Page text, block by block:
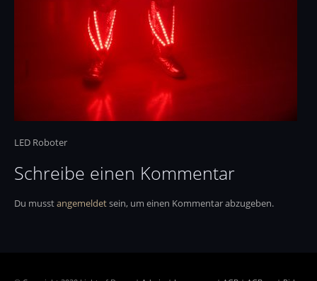
LED Roboter
Schreibe einen Kommentar
Du musstangemeldetsein, um einen Kommentar abzugeben.